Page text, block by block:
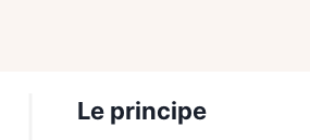
Le principe